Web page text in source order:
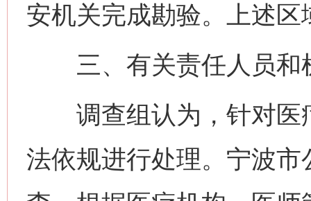
安机关完成勘验。上述
三、有关责任人员和
调查组认为，针对医
法依规进行处理。宁波